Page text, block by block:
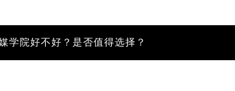
学院好不好？是否值得选择？